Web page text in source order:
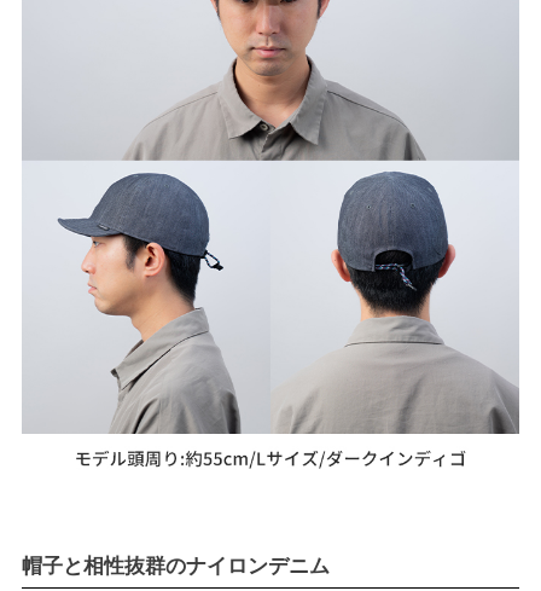
帽子と相性抜群のナイロンデニム